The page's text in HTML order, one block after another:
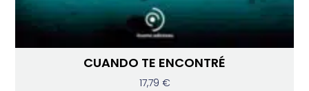
CUANDO TE ENCONTRÉ
17,79 €